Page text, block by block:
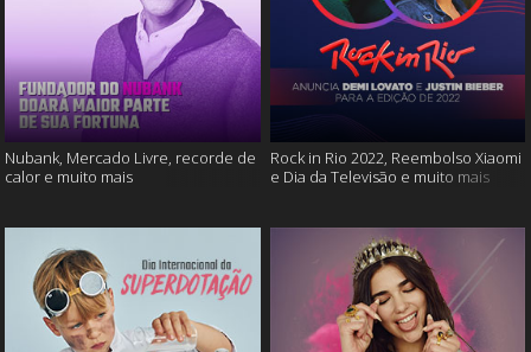
Nubank, Mercado Livre, recorde de
calor e muito mais
Rock in Rio 2022, Reembolso Xiaomi
e Dia da Televisão e muito mais